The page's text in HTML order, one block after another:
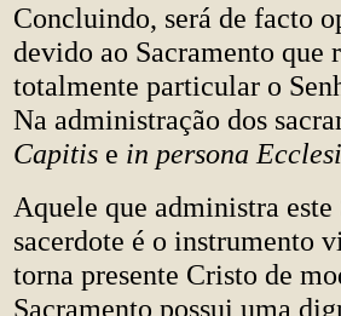
Concluindo, será de facto
devido ao Sacramento que
totalmente particular o
Na administração dos
Capitis e in persona
Aquele que administra
sacerdote é o instrumento
torna presente Cristo de
Sacramento possui uma